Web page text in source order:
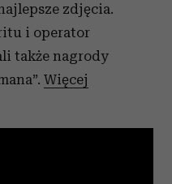
zdjęcia.
i operator
także nagrody
Więcej